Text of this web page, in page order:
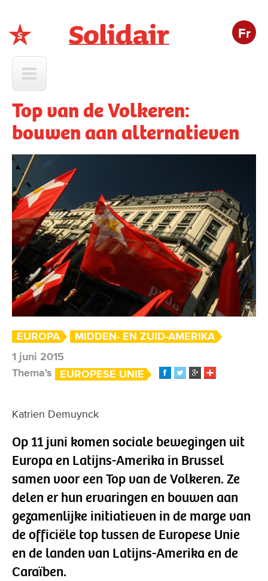
Fr
Top van de Volkeren:
bouwen aan alternatieven
EUROPA
MIDDEN- EN ZUID-AMERIKA
1 juni 2015
Thema's
EUROPESE UNIE
Katrien Demuynck
Op 11 juni komen sociale bewegingen uit
Europa en Latijns-Amerika in Brussel
samen voor een Top van de Volkeren. Ze
delen er hun ervaringen en bouwen aan
gezamenlijke initiatieven in de marge van
de officiële top tussen de Europese Unie
en de landen van Latijns-Amerika en de
Caraïben.